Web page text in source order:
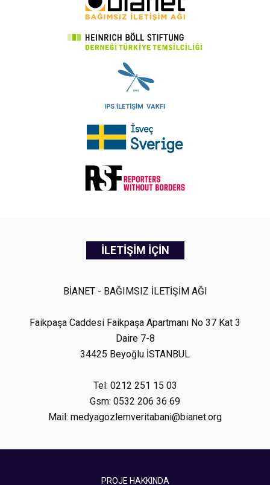
İLETİŞİM İÇİN
BİANET - BAĞIMSIZ İLETİŞİM AĞI
Faikpaşa Caddesi Faikpaşa Apartmanı No 37 Kat 3
Daire 7-8
34425 Beyoğlu İSTANBUL
Tel: 0212 251 15 03
Gsm: 0532 206 36 69
Mail: medyagozlemveritabani@bianet.org
PROJE HAKKINDA